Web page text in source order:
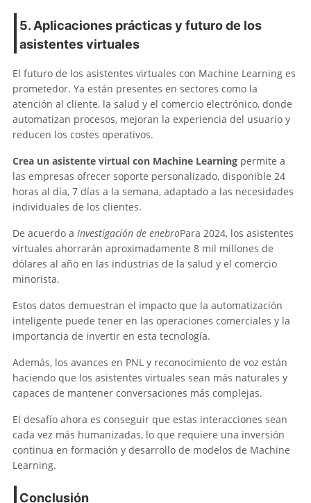
5. Aplicaciones prácticas y futuro de los
asistentes virtuales
El futuro de los asistentes virtuales con Machine Learning es
prometedor. Ya están presentes en sectores como la
atención al cliente, la salud y el comercio electrónico, donde
automatizan procesos, mejoran la experiencia del usuario y
reducen los costes operativos.
Crea un asistente virtual con Machine Learning permite a
las empresas ofrecer soporte personalizado, disponible 24
horas al día, 7 días a la semana, adaptado a las necesidades
individuales de los clientes.
De acuerdo a Investigación de enebroPara 2024, los asistentes
virtuales ahorrarán aproximadamente 8 mil millones de
dólares al año en las industrias de la salud y el comercio
minorista.
Estos datos demuestran el impacto que la automatización
inteligente puede tener en las operaciones comerciales y la
importancia de invertir en esta tecnología.
Además, los avances en PNL y reconocimiento de voz están
haciendo que los asistentes virtuales sean más naturales y
capaces de mantener conversaciones más complejas.
El desafío ahora es conseguir que estas interacciones sean
cada vez más humanizadas, lo que requiere una inversión
continua en formación y desarrollo de modelos de Machine
Learning.
Conclusión